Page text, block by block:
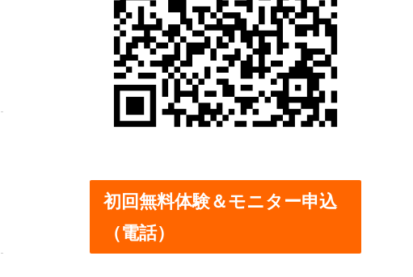
初回無料体験＆モニター申込
（電話）